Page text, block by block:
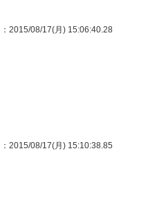
：2015/08/17(月) 15:06:40.28
：2015/08/17(月) 15:10:38.85